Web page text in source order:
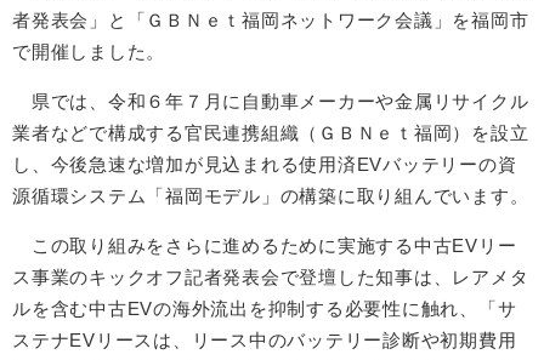
者発表会」と「ＧＢＮｅｔ福岡ネットワーク会議」を福岡市
で開催しました。
県では、令和６年７月に自動車メーカーや金属リサイクル
業者などで構成する官民連携組織（ＧＢＮｅｔ福岡）を設立
し、今後急速な増加が見込まれる使用済EVバッテリーの資
源循環システム「福岡モデル」の構築に取り組んでいます。
この取り組みをさらに進めるために実施する中古EVリー
ス事業のキックオフ記者発表会で登壇した知事は、レアメタ
ルを含む中古EVの海外流出を抑制する必要性に触れ、「サ
ステナEVリースは、リース中のバッテリー診断や初期費用